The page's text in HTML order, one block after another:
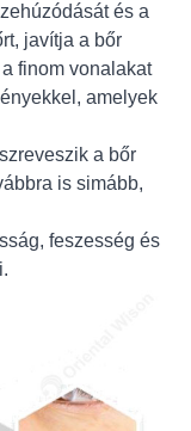
és a
javítja a bőr
finom vonalakat
amelyek
a bőr
is simább,
feszesség és